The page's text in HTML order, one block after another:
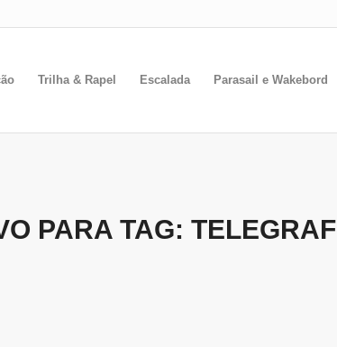
Trilha & Rapel Escalada Parasail e Wakebord
PARA TAG: